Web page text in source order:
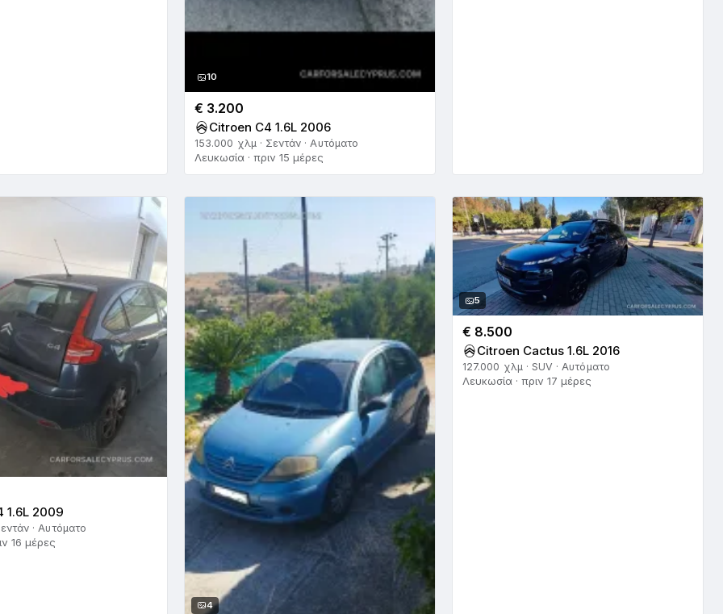
10
€ 3.200
Citroen C4 1.6L 2006
153.000 χλμ · Σεντάν · Αυτόματο
Λευκωσία · πριν 15 μέρες
1.6L 2009
· Αυτόματο
16 μέρες
4
5
€ 8.500
Citroen Cactus 1.6L 2016
127.000 χλμ · SUV · Αυτόματο
Λευκωσία · πριν 17 μέρες